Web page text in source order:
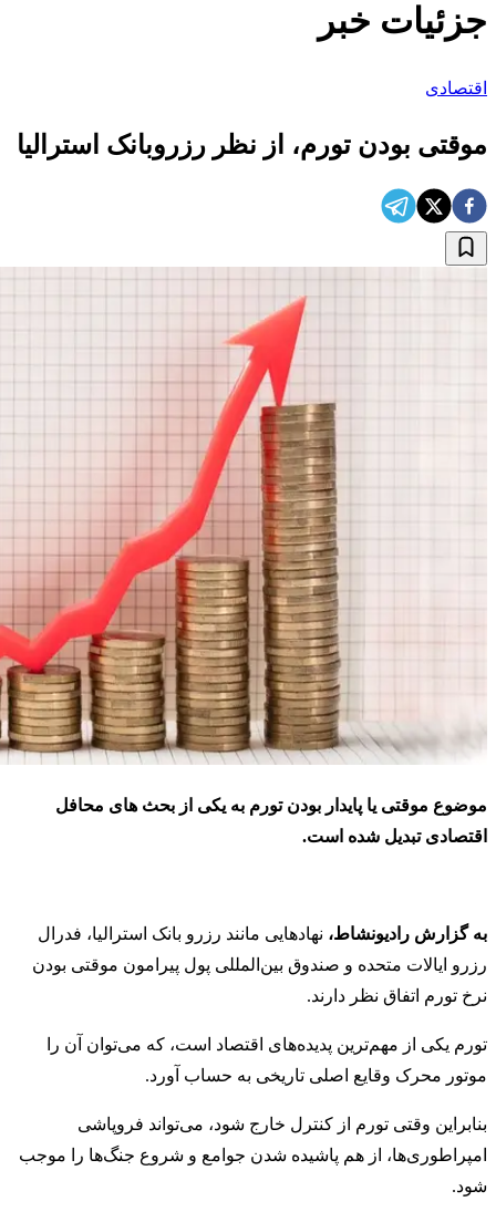
جزئیات خبر
اقتصادی
موقتی بودن تورم، از نظر رزروبانک استرالیا
موضوع موقتی یا پایدار بودن تورم به یکی از بحث های محافل
اقتصادی تبدیل شده است.
به گزارش رادیونشاط، نهادهایی مانند رزرو بانک استرالیا، فدرال
رزرو ایالات متحده و صندوق بین‌المللی پول پیرامون موقتی بودن
نرخ تورم اتفاق نظر دارند.
تورم یکی از مهم‌ترین پدیده‌های اقتصاد است، که می‌توان آن را
موتور محرک وقایع اصلی تاریخی به حساب آورد.
بنابراین وقتی تورم از کنترل خارج شود، می‌تواند فروپاشی
امپراطوری‌ها، از هم پاشیده شدن جوامع و شروع جنگ‌ها را موجب
شود.